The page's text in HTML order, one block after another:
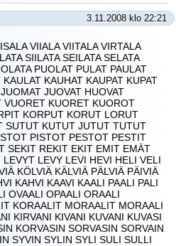
3.11.2008 klo 22:21
VIIALA VIITALA VIRTALA
SIILATA SEILATA SELATA
PUOLAT PULAT PAULAT
KAUHAT KAUPAT KUPAT
JUOVAT HUOVAT
VUORET KUORET KUOROT
KORPUT KORUT LORUT
SUTUT KUTUT JUTUT TUTUT
PISTOT PESTOT PESTIT
SEKIT REKIT EKIT EMIT EMÄT
LEVY LEVI HEVI HELI VELI
KÖLVIÄ KÄLVIÄ PÄLVIÄ PÄIVIÄ
KAHVI KAAVI KAALI PAALI PALI
OVAALI OPAALI ORAALI
KORAALIT MORAALIT MORAALI
KIRVANI KIVANI KUVANI KUVASI
KORVASIN SORVASIN SORVAIN
SYVIN SYLIN SYLI SULI SULLI